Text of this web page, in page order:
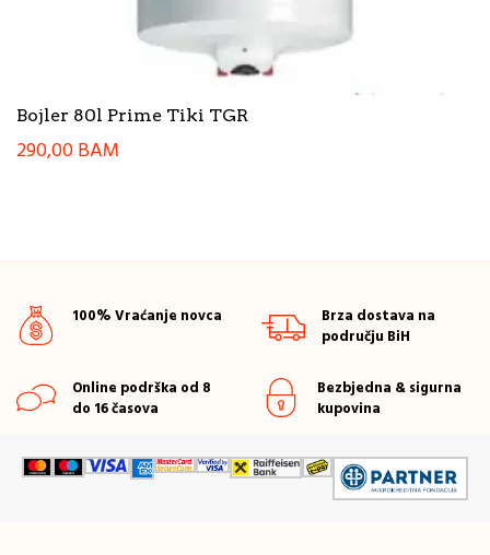
Bojler 80l Prime Tiki TGR
290,00BAM
100% Vraćanje novca
Brza dostava na
području BiH
Online podrška od 8
do 16 časova
Bezbjedna & sigurna
kupovina